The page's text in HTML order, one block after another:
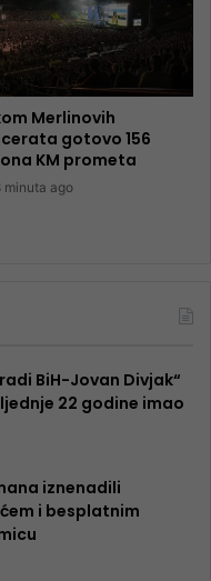
Merlinovih
gotovo 156
KM prometa
minuta ago
BiH-Jovan Divjak“
22 godine imao
iznenadili
i besplatnim